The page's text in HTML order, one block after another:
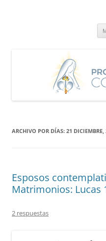
ARCHIVO POR DÍAS: 21 DICIEMBRE,
Esposos
Matrimonios: Lucas
2 respuestas